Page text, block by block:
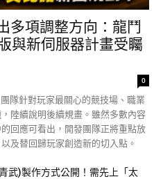
多項調整方向：龍鬥
與新伺服器計畫受矚
0
隊針對玩家最關心的競技場、職業
陸續說明後續規畫。雖然多數內容
回應可看出，開發團隊正將重點放
及替回歸玩家創造新的切入點。
武)製作方式公開！需先上「太